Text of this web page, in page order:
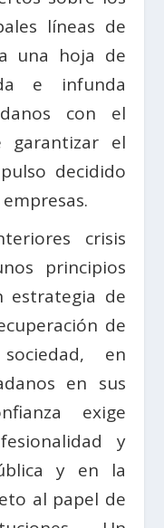
líneas de
una hoja de
e infunda
con el
garantizar el
decidido
crisis
principios
estrategia de
de
en
en sus
exige
y
y en la
al papel de